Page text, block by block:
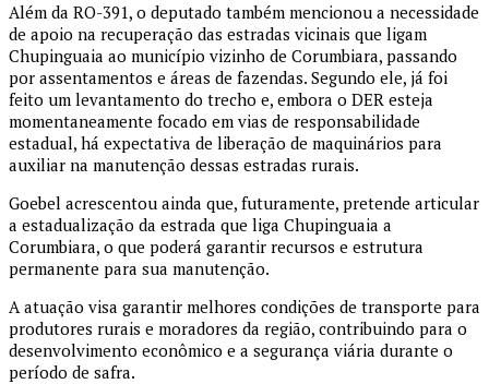
Além da RO-391, o deputado também mencionou a necessidade
de apoio na recuperação das estradas vicinais que ligam
Chupinguaia ao município vizinho de Corumbiara, passando
por assentamentos e áreas de fazendas. Segundo ele, já foi
feito um levantamento do trecho e, embora o DER esteja
momentaneamente focado em vias de responsabilidade
estadual, há expectativa de liberação de maquinários para
auxiliar na manutenção dessas estradas rurais.
Goebel acrescentou ainda que, futuramente, pretende articular
a estadualização da estrada que liga Chupinguaia a
Corumbiara, o que poderá garantir recursos e estrutura
permanente para sua manutenção.
A atuação visa garantir melhores condições de transporte para
produtores rurais e moradores da região, contribuindo para o
desenvolvimento econômico e a segurança viária durante o
período de safra.